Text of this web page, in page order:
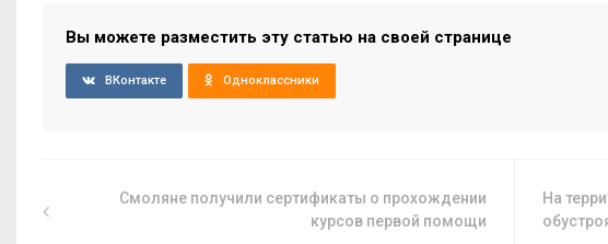
Вы можете разместить эту статью на своей странице
ВКонтакте Одноклассники
Смоляне получили сертификаты о прохождении
курсов первой помощи
На